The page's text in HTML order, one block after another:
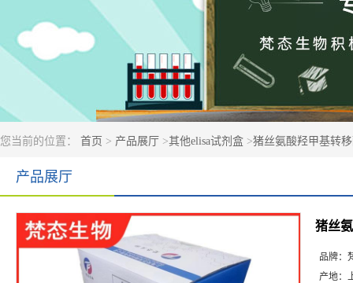
您当前的位置： 首页 > 产品展厅 >其他elisa试剂盒 >猪丝氨酸羟甲基转
产品展厅
猪丝
品牌：
产地：